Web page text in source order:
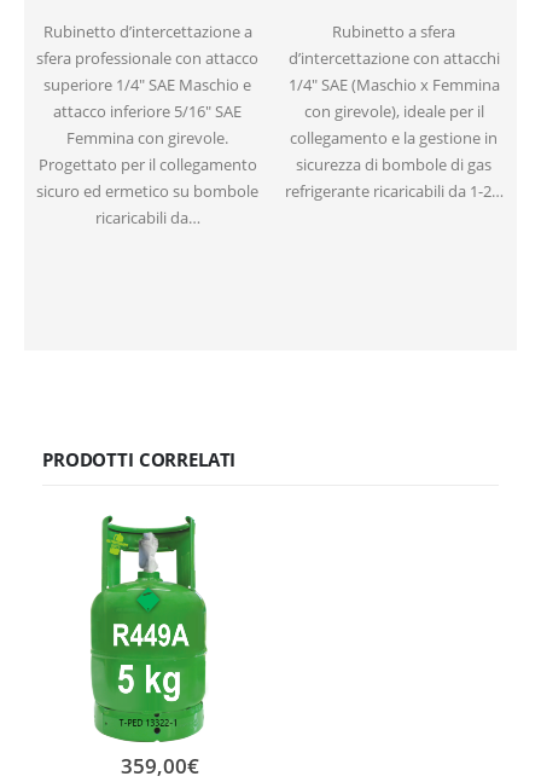
Rubinetto d’intercettazione a
sfera professionale con attacco
superiore 1/4″ SAE Maschio e
attacco inferiore 5/16″ SAE
Femmina con girevole.
Progettato per il collegamento
sicuro ed ermetico su bombole
ricaricabili da…
Rubinetto a sfera
d’intercettazione con attacchi
1/4″ SAE (Maschio x Femmina
con girevole), ideale per il
collegamento e la gestione in
sicurezza di bombole di gas
refrigerante ricaricabili da 1-2…
PRODOTTI CORRELATI
359,00€